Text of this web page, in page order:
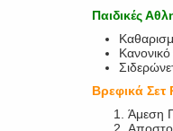
Παιδικές
Βρεφικά Σετ
Άμεση